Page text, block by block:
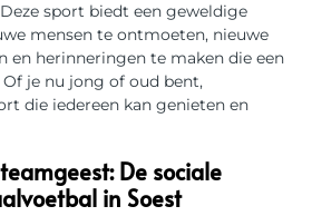
sport biedt een geweldige
mensen te ontmoeten, nieuwe
en herinneringen te maken die een
je nu jong of oud bent,
die iedereen kan genieten en
De sociale
in Soest